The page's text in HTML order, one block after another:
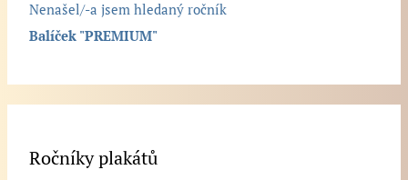
Nenašel/-a jsem hledaný ročník
Balíček "PREMIUM"
Ročníky plakátů